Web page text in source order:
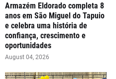
Armazém Eldorado completa 8
anos em São Miguel do Tapuio
e celebra uma história de
confiança, crescimento e
oportunidades
August 04, 2026